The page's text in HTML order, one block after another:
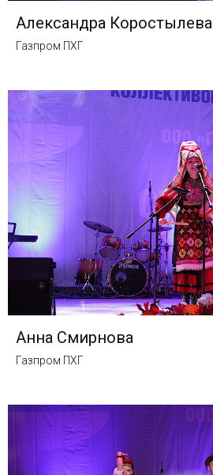
Александра Коростылева
Газпром ПХГ
Анна Смирнова
Газпром ПХГ